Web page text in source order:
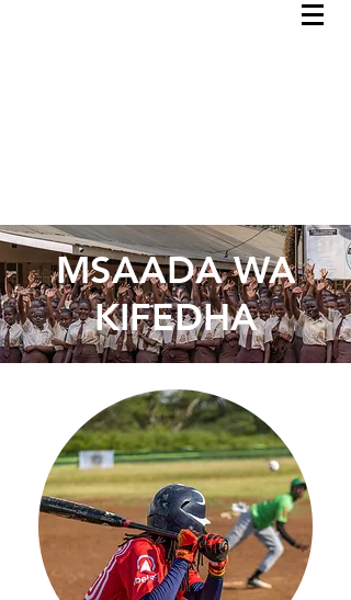
MSAADA WA
KIFEDHA